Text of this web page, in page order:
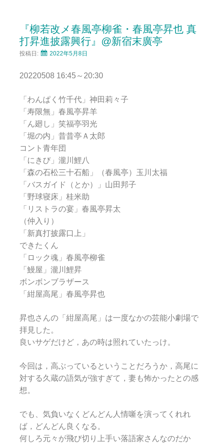
『柳若改メ春風亭柳雀・春風亭昇也 真
打昇進披露興行』@新宿末廣亭
投稿日: 2022年5月8日
20220508 16:45～20:30
「わんぱく竹千代」神田莉々子
「寿限無」春風亭昇羊
「ん廻し」笑福亭羽光
「堀の内」昔昔亭Ａ太郎
コント青年団
「にきび」瀧川鯉八
「森の石松三十石船」（春風亭）玉川太福
「バスガイド（とか）」山田邦子
「野球寝床」桂米助
「リストラの宴」春風亭昇太
（仲入り）
「新真打披露口上」
できたくん
「ロック魂」春風亭柳雀
「鰻屋」瀧川鯉昇
ボンボンブラザース
「紺屋高尾」春風亭昇也
昇也さんの「紺屋高尾」は一度なかの芸能小劇場で
拝見した。
良いサゲだけど，あの時は照れていたっけ。
今回は，高ぶっているということだろうか，高尾に
対する久蔵の語気が強すぎて，妻も怖かったとの感
想。
でも、気負いなくどんどん人情噺を演ってくれれ
ば，どんどん良くなる。
何しろ元々が飛び切り上手い落語家さんなのだか